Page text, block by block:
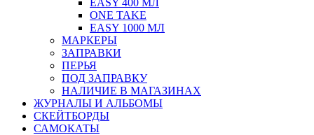
EASY 400 МЛ
ONE TAKE
EASY 1000 МЛ
МАРКЕРЫ
ЗАПРАВКИ
ПЕРЬЯ
ПОД ЗАПРАВКУ
НАЛИЧИЕ В МАГАЗИНАХ
ЖУРНАЛЫ И АЛЬБОМЫ
СКЕЙТБОРДЫ
САМОКАТЫ